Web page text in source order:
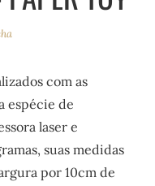
com as
espécie de
laser e
suas medidas
por 10cm de